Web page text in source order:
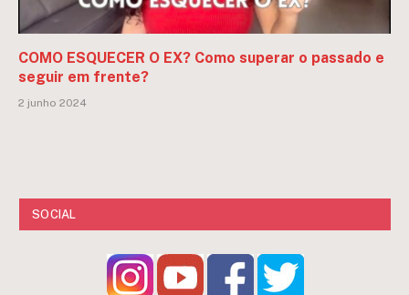
COMO ESQUECER O EX? Como superar o passado e
seguir em frente?
2 junho 2024
SOCIAL